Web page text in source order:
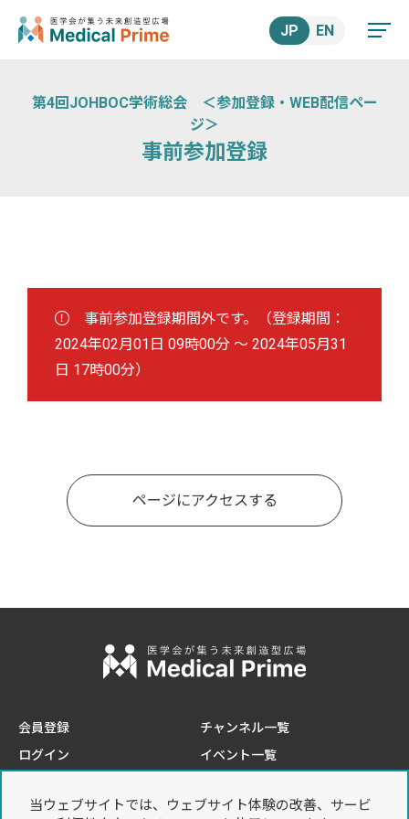
JP EN
第4回JOHBOC学術総会 ＜参加登録・WEB配信ペー
ジ＞
事前参加登録
事前参加登録期間外です。（登録期間：
2024年02月01日 09時00分 ～ 2024年05月31
日 17時00分）
ページにアクセスする
当ウェブサイトでは、ウェブサイト体験の改善、サービ
会員登録
ログイン
チャンネル一覧
イベント一覧
このサイトについて
プライバシーポリシー